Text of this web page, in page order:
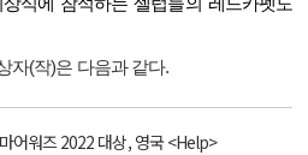
식에 참석하는 셀럽들의 레드카펫도
자(작)은 다음과 같다.
어워즈 2022 대상, 영국 <Help>